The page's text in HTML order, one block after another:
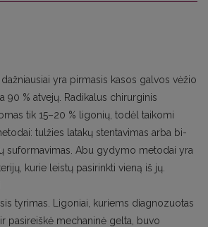
yra pirmasis kasos galvos vėžio
90 % atvejų. Radikalus chirurginis
tik 15–20 % ligonių, todėl taikomi
tulžies latakų stentavimas arba bi­
suformavimas. Abu gydymo metodai yra
kurie leistų pasirinkti vieną iš jų.
tyrimas. Ligoniai, kuriems diagnozuotas
pasireiškė mechaninė gelta, buvo